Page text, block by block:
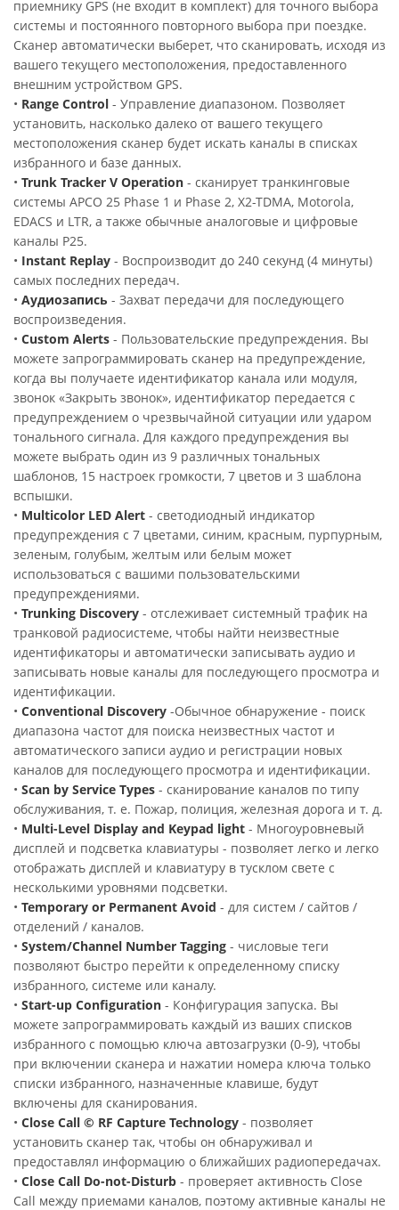
приемнику GPS (не входит в комплект) для точного выбора
системы и постоянного повторного выбора при поездке.
Сканер автоматически выберет, что сканировать, исходя из
вашего текущего местоположения, предоставленного
внешним устройством GPS.
• Range Control - Управление диапазоном. Позволяет
установить, насколько далеко от вашего текущего
местоположения сканер будет искать каналы в списках
избранного и базе данных.
• Trunk Tracker V Operation - сканирует транкинговые
системы APCO 25 Phase 1 и Phase 2, X2-TDMA, Motorola,
EDACS и LTR, а также обычные аналоговые и цифровые
каналы P25.
• Instant Replay - Воспроизводит до 240 секунд (4 минуты)
самых последних передач.
• Аудиозапись - Захват передачи для последующего
воспроизведения.
• Custom Alerts - Пользовательские предупреждения. Вы
можете запрограммировать сканер на предупреждение,
когда вы получаете идентификатор канала или модуля,
звонок «Закрыть звонок», идентификатор передается с
предупреждением о чрезвычайной ситуации или ударом
тонального сигнала. Для каждого предупреждения вы
можете выбрать один из 9 различных тональных
шаблонов, 15 настроек громкости, 7 цветов и 3 шаблона
вспышки.
• Multicolor LED Alert - светодиодный индикатор
предупреждения с 7 цветами, синим, красным, пурпурным,
зеленым, голубым, желтым или белым может
использоваться с вашими пользовательскими
предупреждениями.
• Trunking Discovery - отслеживает системный трафик на
транковой радиосистеме, чтобы найти неизвестные
идентификаторы и автоматически записывать аудио и
записывать новые каналы для последующего просмотра и
идентификации.
• Conventional Discovery -Обычное обнаружение - поиск
диапазона частот для поиска неизвестных частот и
автоматического записи аудио и регистрации новых
каналов для последующего просмотра и идентификации.
• Scan by Service Types - сканирование каналов по типу
обслуживания, т. е. Пожар, полиция, железная дорога и т. д.
• Multi-Level Display and Keypad light - Многоуровневый
дисплей и подсветка клавиатуры - позволяет легко и легко
отображать дисплей и клавиатуру в тусклом свете с
несколькими уровнями подсветки.
• Temporary or Permanent Avoid - для систем / сайтов /
отделений / каналов.
• System/Channel Number Tagging - числовые теги
позволяют быстро перейти к определенному списку
избранного, системе или каналу.
• Start-up Configuration - Конфигурация запуска. Вы
можете запрограммировать каждый из ваших списков
избранного с помощью ключа автозагрузки (0-9), чтобы
при включении сканера и нажатии номера ключа только
списки избранного, назначенные клавише, будут
включены для сканирования.
• Close Call © RF Capture Technology - позволяет
установить сканер так, чтобы он обнаруживал и
предоставлял информацию о ближайших радиопередачах.
• Close Call Do-not-Disturb - проверяет активность Close
Call между приемами каналов, поэтому активные каналы не